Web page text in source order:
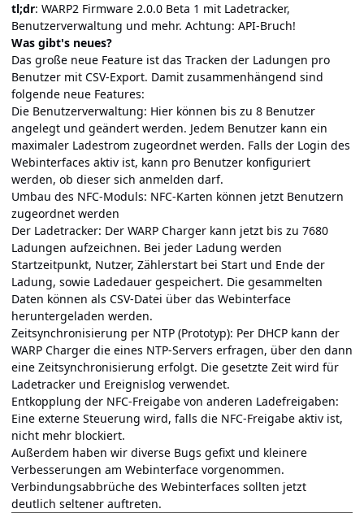
tl;dr: WARP2 Firmware 2.0.0 Beta 1 mit Ladetracker,
Benutzerverwaltung und mehr. Achtung: API-Bruch!
Was gibt's neues?
Das große neue Feature ist das Tracken der Ladungen pro
Benutzer mit CSV-Export. Damit zusammenhängend sind
folgende neue Features:
Die Benutzerverwaltung: Hier können bis zu 8 Benutzer
angelegt und geändert werden. Jedem Benutzer kann ein
maximaler Ladestrom zugeordnet werden. Falls der Login des
Webinterfaces aktiv ist, kann pro Benutzer konfiguriert
werden, ob dieser sich anmelden darf.
Umbau des NFC-Moduls: NFC-Karten können jetzt Benutzern
zugeordnet werden
Der Ladetracker: Der WARP Charger kann jetzt bis zu 7680
Ladungen aufzeichnen. Bei jeder Ladung werden
Startzeitpunkt, Nutzer, Zählerstart bei Start und Ende der
Ladung, sowie Ladedauer gespeichert. Die gesammelten
Daten können als CSV-Datei über das Webinterface
heruntergeladen werden.
Zeitsynchronisierung per NTP (Prototyp): Per DHCP kann der
WARP Charger die eines NTP-Servers erfragen, über den dann
eine Zeitsynchronisierung erfolgt. Die gesetzte Zeit wird für
Ladetracker und Ereignislog verwendet.
Entkopplung der NFC-Freigabe von anderen Ladefreigaben:
Eine externe Steuerung wird, falls die NFC-Freigabe aktiv ist,
nicht mehr blockiert.
Außerdem haben wir diverse Bugs gefixt und kleinere
Verbesserungen am Webinterface vorgenommen.
Verbindungsabbrüche des Webinterfaces sollten jetzt
deutlich seltener auftreten.